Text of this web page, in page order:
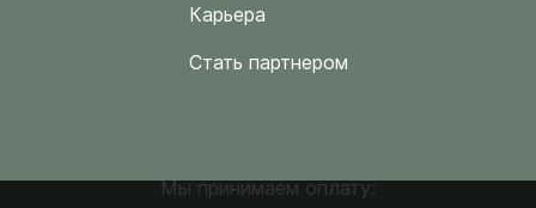
Карьера
Стать партнером
Мы принимаем оплату: